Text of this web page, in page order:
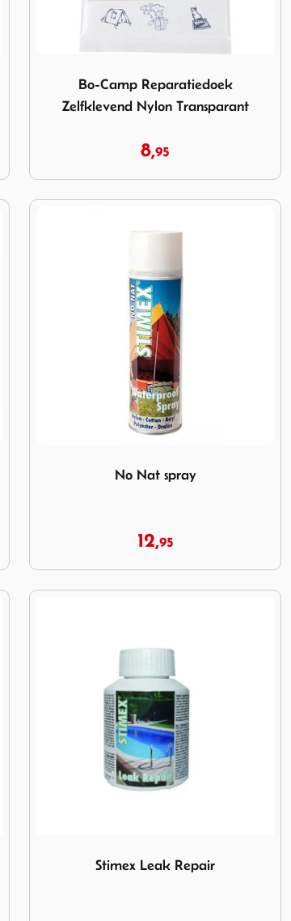
Bo-Camp Reparatiedoek
Zelfklevend Nylon Transparant
8,95
No Nat spray
12,95
Stimex Leak Repair